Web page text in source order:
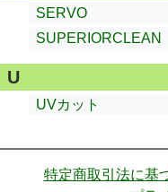
SERVO
SUPERIORCLEAN
U
UVカット
特定商取引法に基